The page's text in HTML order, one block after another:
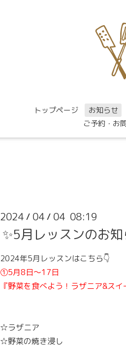
トップページ お知らせ
ご予約・お
2024 / 04 / 04 08:19
✨5月レッスンのお知
2024年5月レッスンはこちら👇
①5月8日〜17日
『野菜を食べよう！ラザニア&ス
☆ラザニア
☆野菜の焼き浸し